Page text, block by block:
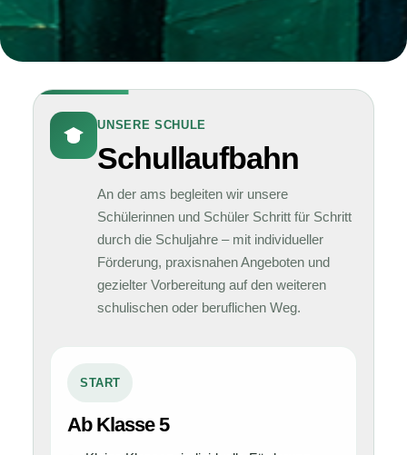
UNSERE SCHULE
Schullaufbahn
An der ams begleiten wir unsere
Schülerinnen und Schüler Schritt für Schritt
durch die Schuljahre – mit individueller
Förderung, praxisnahen Angeboten und
gezielter Vorbereitung auf den weiteren
schulischen oder beruflichen Weg.
START
Ab Klasse 5